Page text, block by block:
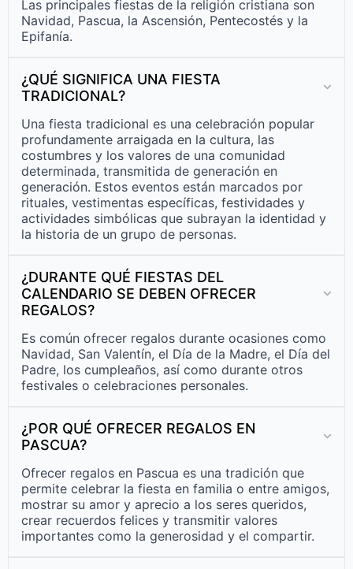
Las principales fiestas de la religión cristiana son
Navidad, Pascua, la Ascensión, Pentecostés y la
Epifanía.
¿QUÉ SIGNIFICA UNA FIESTA
TRADICIONAL?
Una fiesta tradicional es una celebración popular
profundamente arraigada en la cultura, las
costumbres y los valores de una comunidad
determinada, transmitida de generación en
generación. Estos eventos están marcados por
rituales, vestimentas específicas, festividades y
actividades simbólicas que subrayan la identidad y
la historia de un grupo de personas.
¿DURANTE QUÉ FIESTAS DEL
CALENDARIO SE DEBEN OFRECER
REGALOS?
Es común ofrecer regalos durante ocasiones como
Navidad, San Valentín, el Día de la Madre, el Día del
Padre, los cumpleaños, así como durante otros
festivales o celebraciones personales.
¿POR QUÉ OFRECER REGALOS EN
PASCUA?
Ofrecer regalos en Pascua es una tradición que
permite celebrar la fiesta en familia o entre amigos,
mostrar su amor y aprecio a los seres queridos,
crear recuerdos felices y transmitir valores
importantes como la generosidad y el compartir.